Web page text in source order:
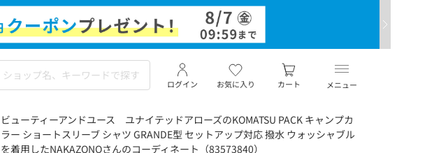
メニュー
お気に入り
ログイン カート
ビューティーアンドユース ユナイテッドアローズのKOMATSU PACK キャンプカ
ラー ショートスリーブ シャツ GRANDE型 セットアップ対応 撥水 ウォッシャブル
を着用したNAKAZONOさんのコーディネート（83573840）